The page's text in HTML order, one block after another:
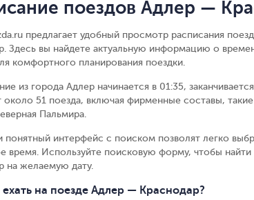
поездов Адлер —
предлагает удобный просмотр расписания
Здесь вы найдете актуальную информацию о
комфортного планирования поездки.
из города Адлер начинается в 01:35,
около 51 поезда, включая фирменные составы,
Пальмира.
понятный интерфейс с поиском позволят легко
время. Используйте поисковую форму, чтобы
на желаемую дату.
на поезде Адлер — Краснодар?